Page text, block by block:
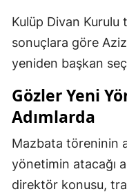
Kulüp Divan Kurulu
sonuçlara göre Aziz
yeniden başkan
Gözler Yeni
Adımlarda
Mazbata töreninin
yönetimin atacağı
direktör konusu,